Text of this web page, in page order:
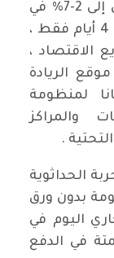
لمعدل نمو اقتصادي للفرد والقومي إلى 2-7% في
2018 وتقليص الوقت من 43 يوم إلى 4 أيام فقط ،
الاقتصاد ،
الريادة
لمنظومة
والمراكز
.
الحداثوية
بدون ورق
اليوم في
في الدفع